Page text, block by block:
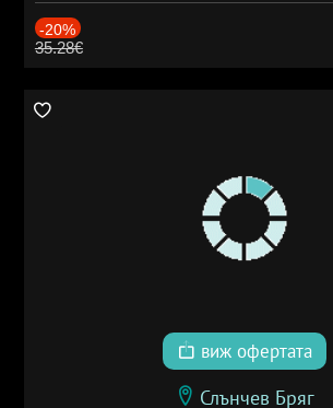
-20%
35.28€
виж офертата
Слънчев Бряг